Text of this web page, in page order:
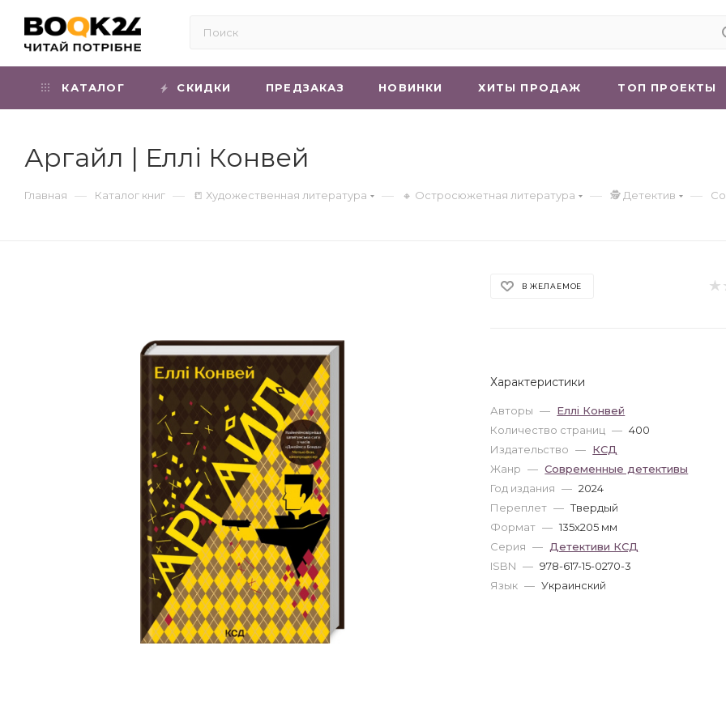
КАТАЛОГ СКИДКИ ПРЕДЗАКАЗ НОВИНКИ ХИТЫ ПРОДАЖ ТОП ПРОЕКТЫ
Аргайл | Еллі Конвей
Главная — Каталог книг — 📒 Художественная литература — 🔸 Остросюжетная литература — 🕵 Детектив —
В ЖЕЛАЕМОЕ
Характеристики
Авторы — Еллі Конвей
Количество страниц — 400
Издательство — КСД
Жанр — Современные детективы
Год издания — 2024
Переплет — Твердый
Формат — 135x205 мм
Серия — Детективи КСД
ISBN — 978-617-15-0270-3
Язык — Украинский